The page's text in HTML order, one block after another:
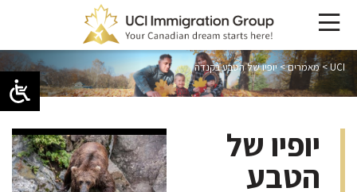
UCI
>מאמרים>יופיו של הטבע בקנדה
יופיו של
הטבע